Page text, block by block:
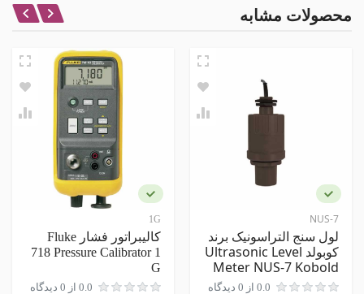
جنس بدنه
نظر شما در باره این محصول
نام و نام خانوادگی
نظر شما
محصولات مشابه
NUS-7
لول سنج التراسونیک برند
کوبولد Ultrasonic Level
Meter NUS-7 Kobold
0.0 از 0 دیدگاه
1G
کالیبراتور فشار Fluke
718 Pressure Calibrator 1
G
0.0 از 0 دیدگاه